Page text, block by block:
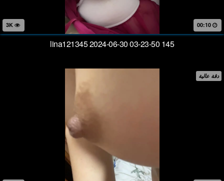
00:10
lina121345 2024-06-30 03-23-50 145
دقة عالية